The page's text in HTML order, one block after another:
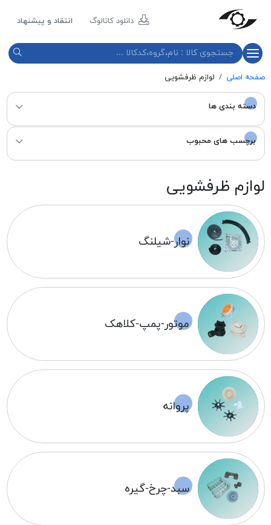
دانلود کاتالوگ انتقاد و پیشنهاد
صفحه اصلی لوازم ظرفشویی
دسته بندی ها
برچسب های محبوب
لوازم ظرفشویی
نوار-شیلنگ
موتور-پمپ-کلاهک
پروانه
سبد-چرخ-گیره